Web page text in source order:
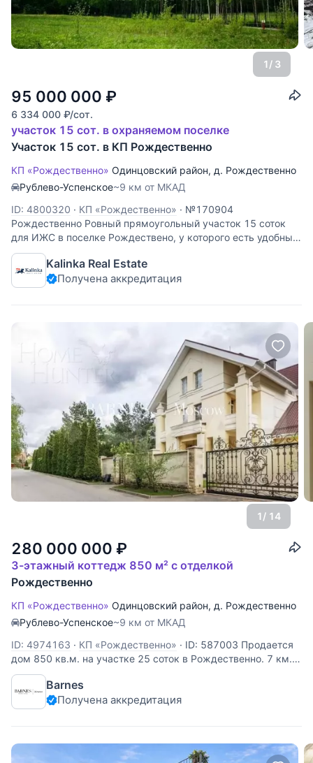
1/ 3
95 000 000 ₽
6 334 000 ₽/сот.
участок 15 сот. в охраняемом поселке
Участок 15 сот. в КП Рождественно
КП «Рождественно» Одинцовский район, д. Рождественно
Рублево-Успенское~9 км от МКАД
ID: 4800320 · КП «Рождественно» · №170904
Рождественно Ровный прямоугольный участок 15 соток
для ИЖС в поселке Рождествено, у которого есть удобный
выезд на Подушкинское шоссе и платную дорогу. На
участке есть недострой без крыши и окон, домик
персонала и недостроенная беседка из
Kalinka Real Estate
Получена аккредитация
1/ 14
280 000 000 ₽
3-этажный коттедж 850 м² с отделкой
Рождественно
КП «Рождественно» Одинцовский район, д. Рождественно
Рублево-Успенское~9 км от МКАД
ID: 4974163 · КП «Рождественно» · ID: 587003 Продается
дом 850 кв.м. на участке 25 соток в Рождественно. 7 км.
от МКАД по Рублево-Успенскому или Можайскому шоссе.
Есть выезд на платную скоростную дорогу. Планировка
дома: Цоколь: хоз.помещения, сауна, купель, блок для
Barnes
Получена аккредитация